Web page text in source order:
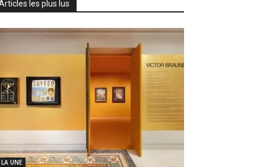
les plus lus
UNE